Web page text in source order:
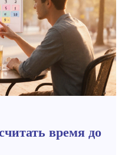
время до